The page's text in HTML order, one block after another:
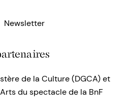
Newsletter
de la Culture (DGCA) et
du spectacle de la BnF